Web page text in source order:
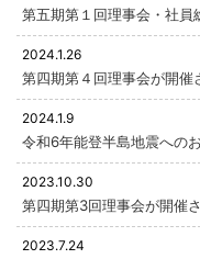
第五期第１回理事会・社員
第四期第４回理事会が開催
2024.1.26
令和6年能登半島地震への
2024.1.9
第四期第3回理事会が開催
2023.10.30
2023.7.24